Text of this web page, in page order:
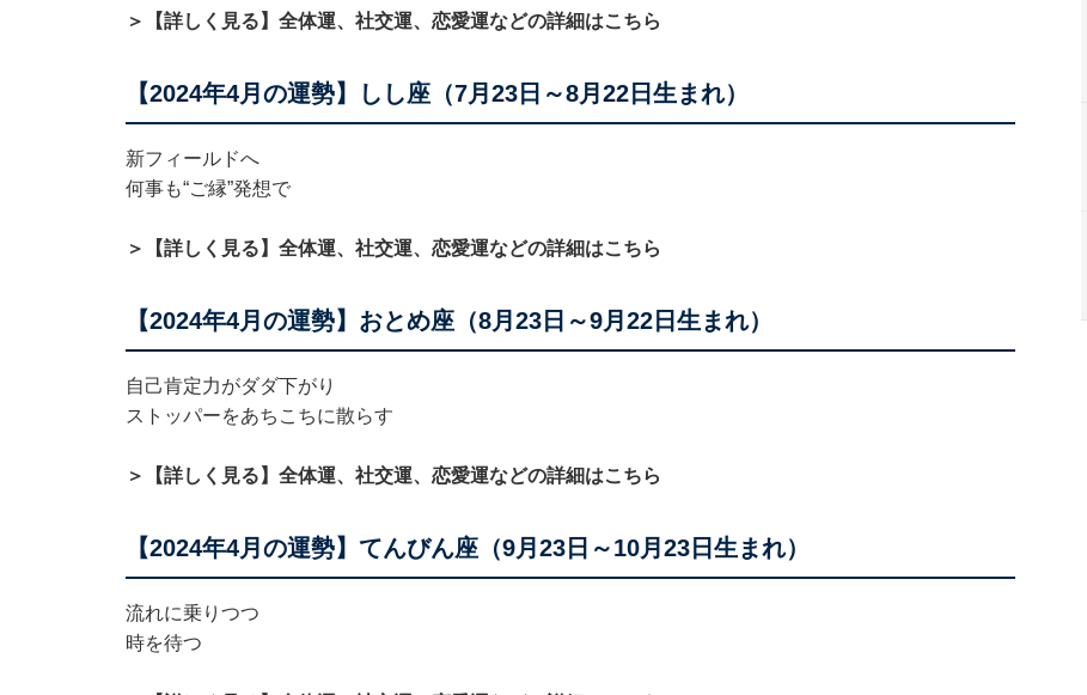
＞【詳しく見る】全体運、社交運、恋愛運などの詳細はこちら
【2024年4月の運勢】しし座（7月23日～8月22日生まれ）
新フィールドへ
何事も“ご縁”発想で
＞【詳しく見る】全体運、社交運、恋愛運などの詳細はこちら
【2024年4月の運勢】おとめ座（8月23日～9月22日生まれ）
自己肯定力がダダ下がり
ストッパーをあちこちに散らす
＞【詳しく見る】全体運、社交運、恋愛運などの詳細はこちら
【2024年4月の運勢】てんびん座（9月23日～10月23日生まれ）
流れに乗りつつ
時を待つ